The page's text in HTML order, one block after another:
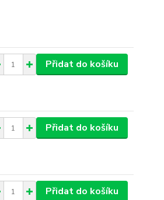
Přidat do košíku
Přidat do košíku
Přidat do košíku